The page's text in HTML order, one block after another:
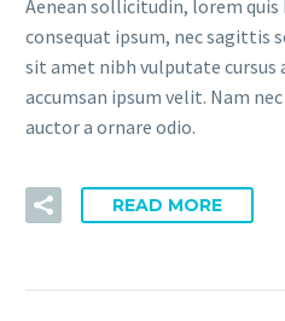
Aenean sollicitudin, lorem
consequat ipsum, nec sagittis
sit amet nibh vulputate cursus
accumsan ipsum velit. Nam
auctor a ornare odio.
READ MORE